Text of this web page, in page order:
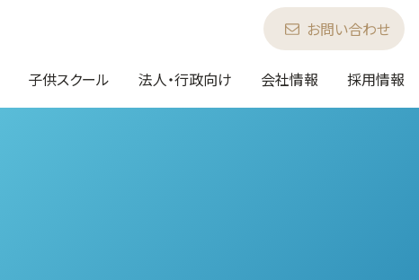
子供スクール 法人・行政向け 会社情報 採用情報
お問い合わせ